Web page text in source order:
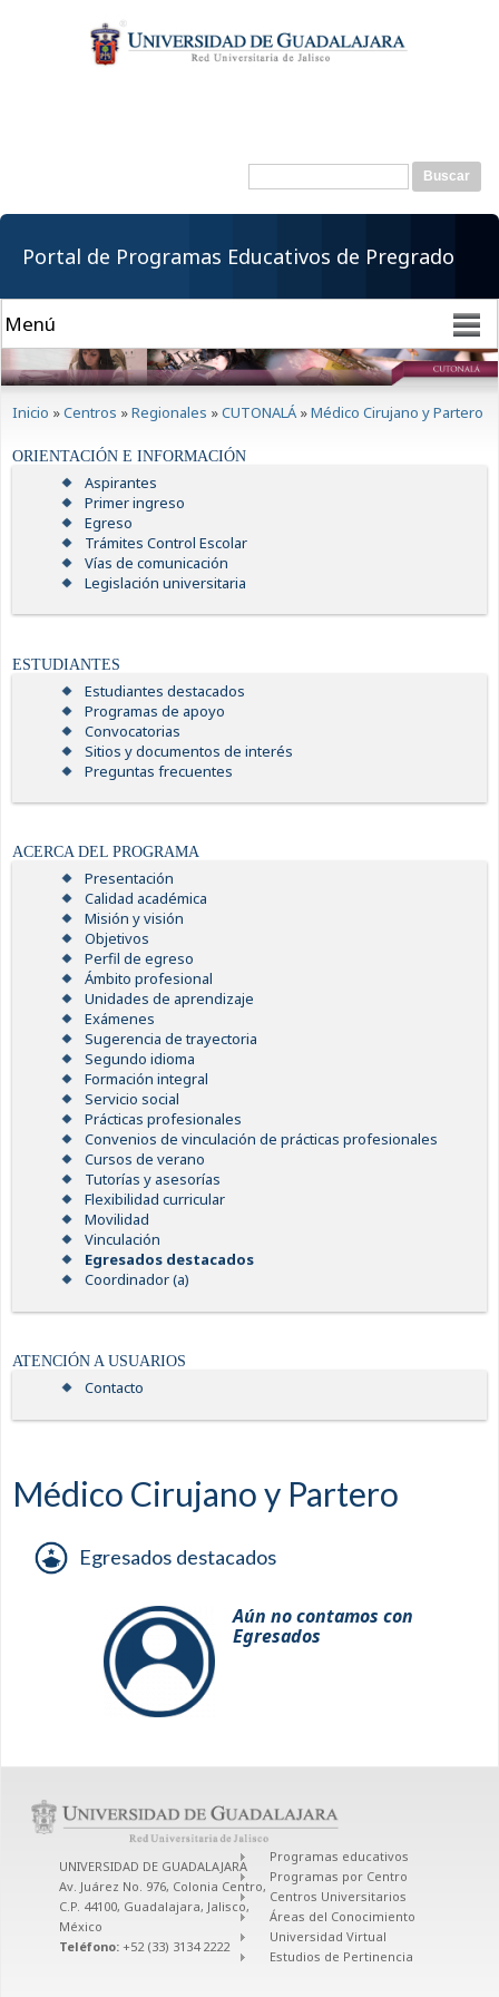
contenido
principal
Formulario de
Buscar
Portal de Programas Educativos de Pregrado
Inicio »Centros »Regionales »CUTONALÁ »Médico Cirujano y Partero
ORIENTACIÓN E INFORMACIÓN
Aspirantes
Primer ingreso
Egreso
Trámites Control Escolar
Vías de comunicación
Legislación universitaria
ESTUDIANTES
Estudiantes destacados
Programas de apoyo
Convocatorias
Sitios y documentos de interés
Preguntas frecuentes
ACERCA DEL PROGRAMA
Presentación
Calidad académica
Misión y visión
Objetivos
Perfil de egreso
Ámbito profesional
Unidades de aprendizaje
Exámenes
Sugerencia de trayectoria
Segundo idioma
Formación integral
Servicio social
Prácticas profesionales
Convenios de vinculación de prácticas profesionales
Cursos de verano
Tutorías y asesorías
Flexibilidad curricular
Movilidad
Vinculación
Egresados destacados
Coordinador (a)
ATENCIÓN A USUARIOS
Contacto
Médico Cirujano y Partero
Egresados destacados
Aún no contamos con
Egresados
UNIVERSIDAD DE GUADALAJARA
Av. Juárez No. 976, Colonia Centro,
C.P. 44100, Guadalajara, Jalisco,
México
Teléfono: +52 (33) 3134 2222
Programas educativos
Programas por Centro
Centros Universitarios
Áreas del Conocimiento
Universidad Virtual
Estudios de Pertinencia